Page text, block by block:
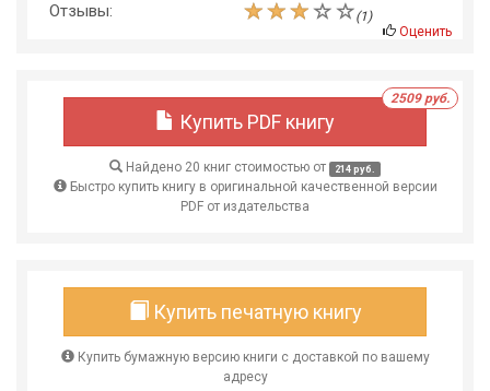
Отзывы: (1)
Оценить
Купить PDF книгу
2509 руб.
Найдено 20 книг стоимостью от 214 руб.
Быстро купить книгу в оригинальной качественной версии
PDF от издательства
Купить печатную книгу
Купить бумажную версию книги с доставкой по вашему
адресу